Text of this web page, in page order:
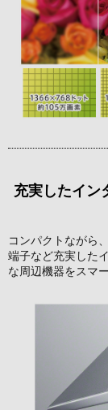
充実したイン
コンパクトながら
端子など充実した
な周辺機器をスマ